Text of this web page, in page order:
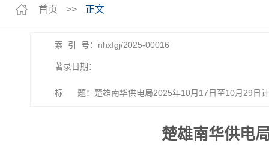
首页 >> 正文
索 引 号：nhxfgj/2025-00016
著录日期：
标 题：楚雄南华供电局2025年10月17日至10月29日
楚雄南华供电